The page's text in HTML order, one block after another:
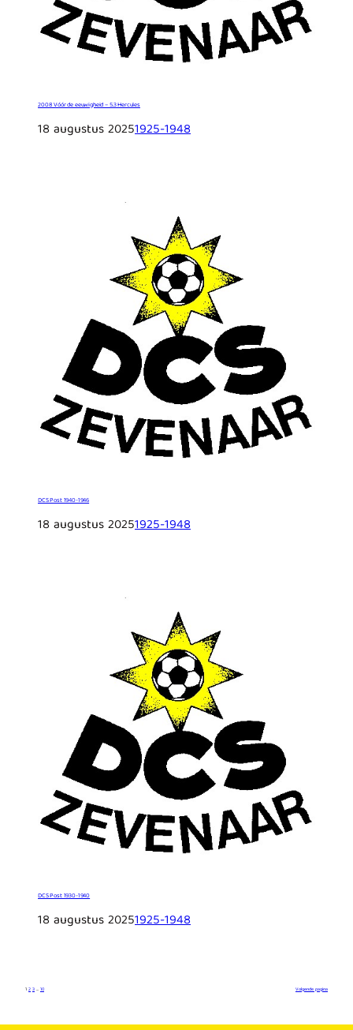
2008 Vóór de eeuwigheid – 5.3 Hercules
18 augustus 20251925-1948
DCS Post 1940-1946
18 augustus 20251925-1948
DCS Post 1930-1940
18 augustus 20251925-1948
1 2 3 … 10 Volgende pagina